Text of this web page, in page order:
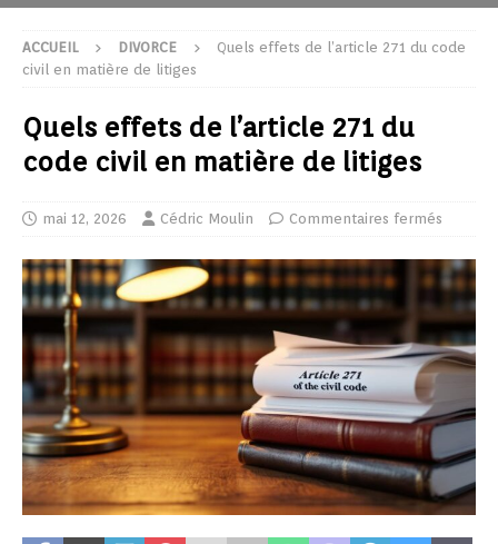
ACCUEIL DIVORCE
Quels effets de l’article 271 du code
civil en matière de litiges
Quels effets de l’article 271 du
code civil en matière de litiges
mai 12, 2026 Cédric Moulin Commentaires fermés